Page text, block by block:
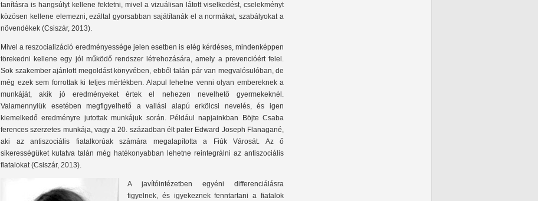
tanításra is hangsúlyt kellene fektetni, mivel a vizuálisan látott viselkedést, cselekményt
közösen kellene elemezni, ezáltal gyorsabban sajátítanák el a normákat, szabályokat a
növendékek (Csiszár, 2013).
Mivel a reszocializáció eredményessége jelen esetben is elég kérdéses, mindenképpen
törekedni kellene egy jól működő rendszer létrehozására, amely a prevencióért felel.
Sok szakember ajánlott megoldást könyvében, ebből talán pár van megvalósulóban, de
még ezek sem forrottak ki teljes mértékben. Alapul lehetne venni olyan embereknek a
munkáját, akik jó eredményeket értek el nehezen nevelhető gyermekeknél.
Valamennyiük esetében megfigyelhető a vallási alapú erkölcsi nevelés, és igen
kiemelkedő eredményre jutottak munkájuk során. Például napjainkban Böjte Csaba
ferences szerzetes munkája, vagy a 20. században élt pater Edward Joseph Flanagané,
aki az antiszociális fiatalkorúak számára megalapította a Fiúk Városát. Az ő
sikerességüket kutatva talán még hatékonyabban lehetne reintegrálni az antiszociális
fiatalokat (Csiszár, 2013).
A javítóintézetben egyéni differenciálásra
figyelnek, és igyekeznek fenntartani a fiatalok